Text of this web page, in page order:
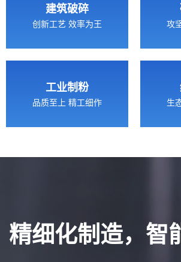
建筑破碎
创新工艺 效率为王 攻
工业制粉
品质至上 精工细作 生
精细化制造，智